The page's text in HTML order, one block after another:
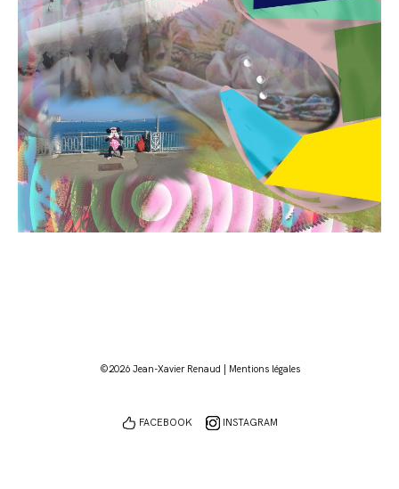
©2026 Jean-Xavier Renaud | Mentions légales
FACEBOOK INSTAGRAM